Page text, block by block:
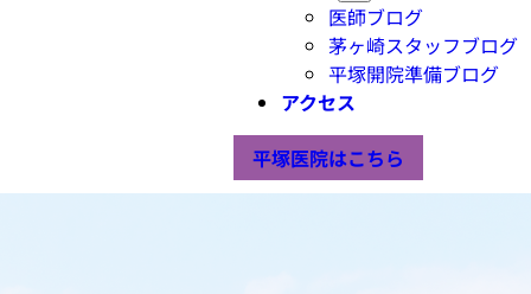
医師ブログ
茅ヶ崎スタッフブログ
平塚開院準備ブログ
アクセス
平塚医院はこちら